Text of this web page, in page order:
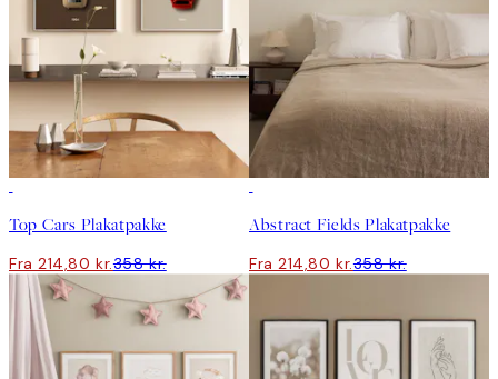
Top Cars Plakatpakke
Fra 214,80 kr.358 kr.
Abstract Fields Plakatpakke
Fra 214,80 kr.358 kr.